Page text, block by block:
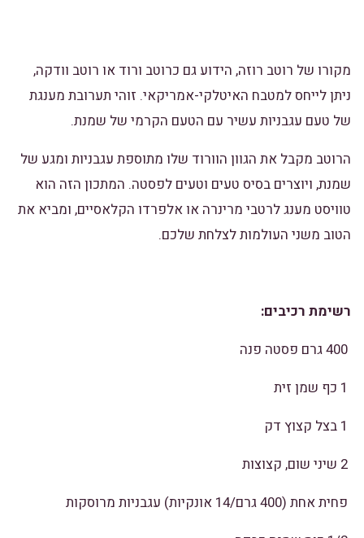
מקורו של רוטב רוזה, הידוע גם כרוטב ורוד או רוטב וודקה,
ניתן לייחס למטבח האיטלקי-אמריקאי. זוהי תערובת מענגת
של טעם עגבניות עשיר עם הטעם הקרמי של שמנת.
הרוטב מקבל את הגוון הוורוד שלו מתוספת עגבניות ומגע של
שמנת, ויוצרים בסיס טעים וטעים לפסטה. המתכון הזה הוא
טוויסט מענג לרטבי מרינרה או אלפרדו הקלאסיים, ומביא את
הטוב משני העולמות לצלחת שלכם.
רשימת רכיבים:
פחית אחת (400 גרם/14 אונקיות) עגבניות מרוסקות